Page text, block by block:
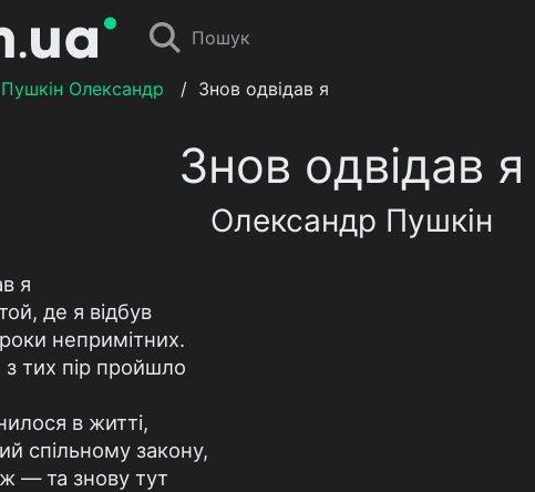
Пошук
Пушкін Олександр / Знов одвідав я
Знов одвідав я
Олександр Пушкін
я
де я відбув
непримітних.
з тих пір пройшло
в житті,
спільному закону,
— та знову тут